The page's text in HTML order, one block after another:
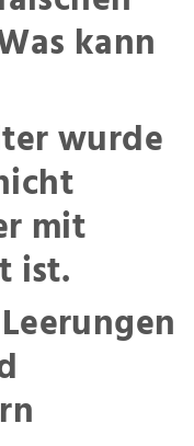
kann
wurde
mit
ist.